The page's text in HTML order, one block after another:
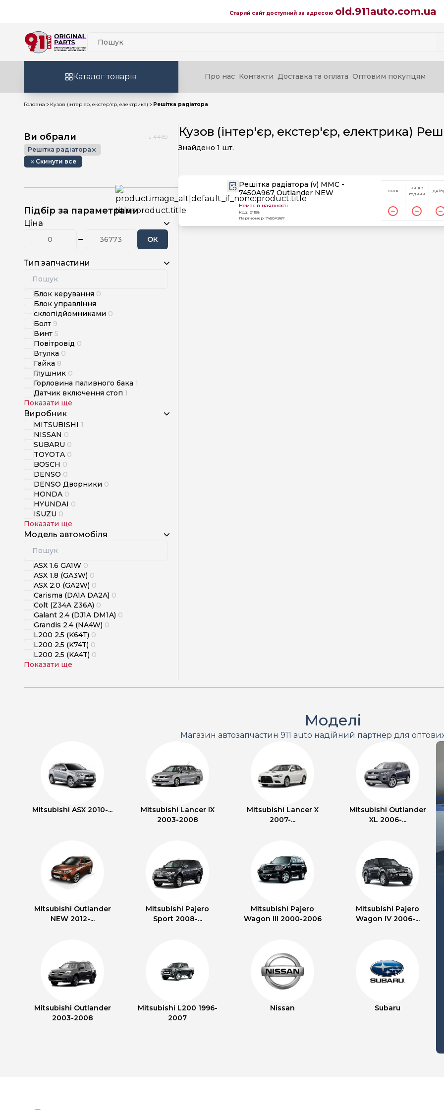
Старий сайт доступний за адресою old.911auto.com.ua
Каталог товарів Про нас Контакти Доставка та оплата Оптовим покупцям
Головна Кузов (інтер'єр, екстер'єр, електрика) Решітка радіатора
Ви обрали 1 з 4469
Решітка радіатора
Скинути все
Підбір за параметрами
Ціна
ОК
Тип запчастини
Блок керування 0
Блок управління
склопідйомниками 0
Болт 9
Винт 5
Повітровід 0
Втулка 0
Гайка 8
Глушник 0
Горловина паливного бака 1
Датчик включення стоп 1
Показати ще
Виробник
MITSUBISHI 1
NISSAN 0
SUBARU 0
TOYOTA 0
BOSCH 0
DENSO 0
DENSO Дворники 0
HONDA 0
HYUNDAI 0
ISUZU 0
Показати ще
Модель автомобіля
ASX 1.6 GA1W 0
ASX 1.8 (GA3W) 0
ASX 2.0 (GA2W) 0
Carisma (DA1A DA2A) 0
Colt (Z34A Z36A) 0
Galant 2.4 (DJ1A DM1A) 0
Grandis 2.4 (NA4W) 0
L200 2.5 (K64T) 0
L200 2.5 (K74T) 0
L200 2.5 (KA4T) 0
Показати ще
Кузов (інтер'єр, екстер'єр, електрика)
Знайдено 1 шт.
Решітка радіатора (v) MMC -
7450A967 Outlander NEW
Немає в наявності
Код: 21158
Партномер: 7450A967
Київ
Київ 3
години
Моделі
Магазин автозапчастин 911 auto надійний партнер для
Mitsubishi ASX 2010-...
Mitsubishi Lancer IX
2003-2008
Mitsubishi Lancer X
2007-...
Mitsubishi Outlander
XL 2006-...
Mitsubishi Outlander
NEW 2012-...
Mitsubishi Pajero
Sport 2008-...
Mitsubishi Pajero
Wagon III 2000-2006
Mitsubishi Pajero
Wagon IV 2006-...
Mitsubishi Outlander
2003-2008
Mitsubishi L200 1996-
2007
Nissan Subaru